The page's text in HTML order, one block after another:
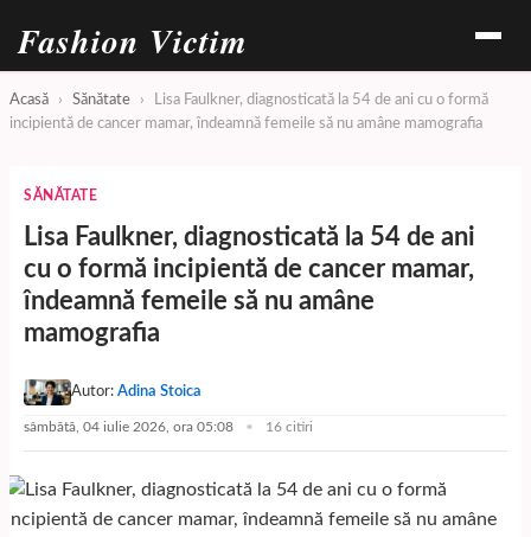
Fashion Victim
Acasă › Sănătate ›
Lisa Faulkner, diagnosticată la 54 de ani cu o formă
incipientă de cancer mamar, îndeamnă femeile să nu amâne mamografia
SĂNĂTATE
Lisa Faulkner, diagnosticată la 54 de ani
cu o formă incipientă de cancer mamar,
îndeamnă femeile să nu amâne
mamografia
Autor: Adina Stoica
sâmbătă, 04 iulie 2026, ora 05:08 16 citiri